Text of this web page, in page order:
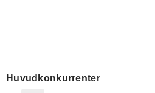
Huvudkonkurrenter